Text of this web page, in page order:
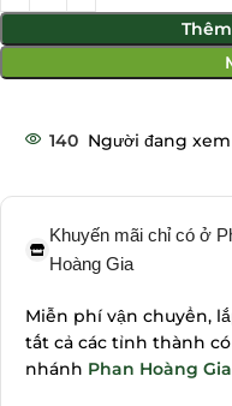
140 Người đang
Khuyến mãi chỉ có ở
Hoàng Gia
Miễn phí vận chuyển,
tất cả các tỉnh thành
nhánh Phan Hoàng Gia